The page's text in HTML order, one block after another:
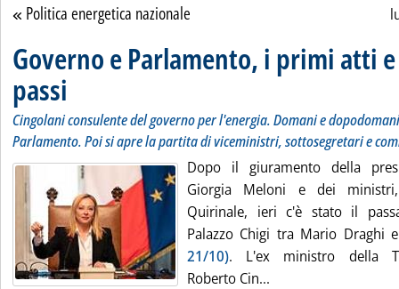
Torna alla sezione
Politica energetica nazionale
Governo e Parlamento, i primi atti
passi
Cingolani consulente del governo per l'energia. Domani e
Parlamento. Poi si apre la partita di viceministri, sottosegretari e
Dopo il giuramento della
Giorgia Meloni e dei
Quirinale, ieri c'è stato il
Palazzo Chigi tra Mario Draghi
21/10). L'ex ministro della
Roberto Cin...